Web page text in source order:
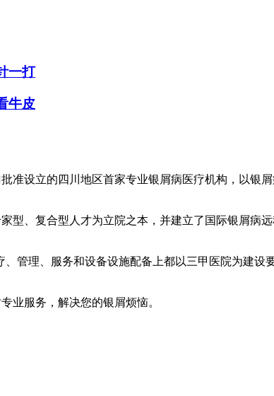
一打
牛皮
准设立的四川地区首家专业银屑病医疗机构，以银
型、复合型人才为立院之本，并建立了国际银屑病
管理、服务和设备设施配备上都以三甲医院为建设
业服务，解决您的银屑烦恼。